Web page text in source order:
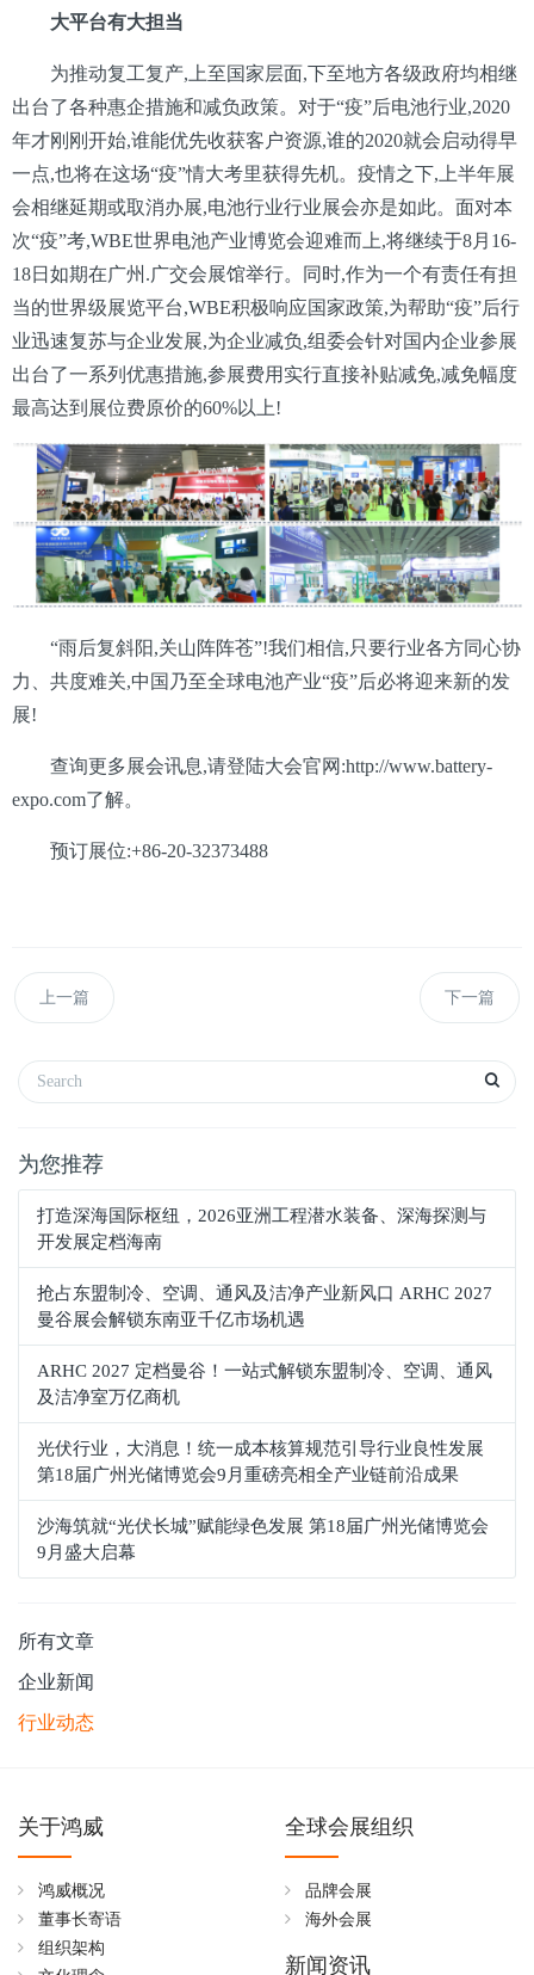
大平台有大担当
为推动复工复产,上至国家层面,下至地方各级政府均相继
出台了各种惠企措施和减负政策。对于“疫”后电池行业,2020
年才刚刚开始,谁能优先收获客户资源,谁的2020就会启动得早
一点,也将在这场“疫”情大考里获得先机。疫情之下,上半年展
会相继延期或取消办展,电池行业行业展会亦是如此。面对本
次“疫”考,WBE世界电池产业博览会迎难而上,将继续于8月16-
18日如期在广州.广交会展馆举行。同时,作为一个有责任有担
当的世界级展览平台,WBE积极响应国家政策,为帮助“疫”后行
业迅速复苏与企业发展,为企业减负,组委会针对国内企业参展
出台了一系列优惠措施,参展费用实行直接补贴减免,减免幅度
最高达到展位费原价的60%以上!
“雨后复斜阳,关山阵阵苍”!我们相信,只要行业各方同心协
力、共度难关,中国乃至全球电池产业“疫”后必将迎来新的发
展!
查询更多展会讯息,请登陆大会官网:http://www.battery-
expo.com了解。
预订展位:+86-20-32373488
上一篇 下一篇
为您推荐
打造深海国际枢纽，2026亚洲工程潜水装备、深海探测与
开发展定档海南
抢占东盟制冷、空调、通风及洁净产业新风口 ARHC 2027
曼谷展会解锁东南亚千亿市场机遇
ARHC 2027 定档曼谷！一站式解锁东盟制冷、空调、通风
及洁净室万亿商机
光伏行业，大消息！统一成本核算规范引导行业良性发展
第18届广州光储博览会9月重磅亮相全产业链前沿成果
沙海筑就“光伏长城”赋能绿色发展 第18届广州光储博览会
9月盛大启幕
所有文章
企业新闻
行业动态
关于鸿威
鸿威概况
董事长寄语
组织架构
全球会展组织
品牌会展
海外会展
新闻资讯